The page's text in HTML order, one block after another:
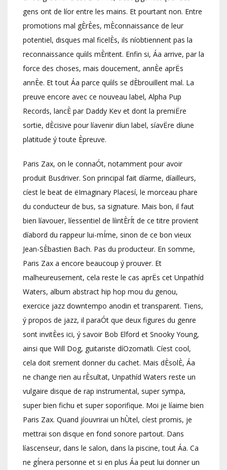
gens ont de líor entre les mains. Et pourtant non. Entre
promotions mal gÈrÈes, mÈconnaissance de leur
potentiel, disques mal ficelÈs, ils níobtiennent pas la
reconnaissance quíils mÈritent. Enfin si, Áa arrive, par la
force des choses, mais doucement, annÈe aprËs
annÈe. Et tout Áa parce quíils se dÈbrouillent mal. La
preuve encore avec ce nouveau label, Alpha Pup
Records, lancÈ par Daddy Kev et dont la premiËre
sortie, dÈcisive pour líavenir díun label, síavËre díune
platitude ý toute Èpreuve.
Paris Zax, on le connaÓt, notamment pour avoir
produit Busdriver. Son principal fait díarme, díailleurs,
cíest le beat de ëImaginary Placesí, le morceau phare
du conducteur de bus, sa signature. Mais bon, il faut
bien líavouer, líessentiel de líintÈrÍt de ce titre provient
díabord du rappeur lui-mÍme, sinon de ce bon vieux
Jean-SÈbastien Bach. Pas du producteur. En somme,
Paris Zax a encore beaucoup ý prouver. Et
malheureusement, cela reste le cas aprËs cet Unpathíd
Waters, album abstract hip hop mou du genou,
exercice jazz downtempo anodin et transparent. Tiens,
ý propos de jazz, il paraÓt que deux figures du genre
sont invitÈes ici, ý savoir Bob Elford et Snooky Young,
ainsi que Will Dog, guitariste díOzomatli. Cíest cool,
cela doit srement donner du cachet. Mais dÈsolÈ, Áa
ne change rien au rÈsultat, Unpathíd Waters reste un
vulgaire disque de rap instrumental, super sympa,
super bien fichu et super soporifique. Moi je líaime bien
Paris Zax. Quand jíouvrirai un hÙtel, cíest promis, je
mettrai son disque en fond sonore partout. Dans
líascenseur, dans le salon, dans la piscine, tout Áa. Ca
ne gÍnera personne et si en plus Áa peut lui donner un